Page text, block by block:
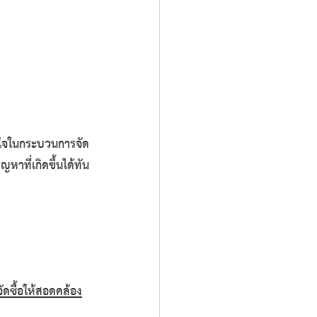
นกระบวนการจัด
หาที่เกิดขึ้นได้ทัน
ซื้อให้สอดคล้อง